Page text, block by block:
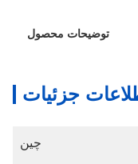
توضیحات محصول
جزئیات
چین